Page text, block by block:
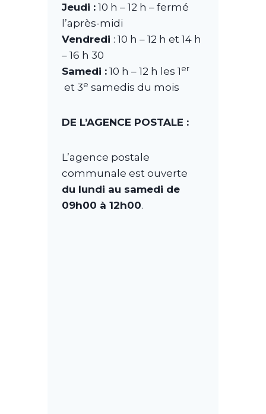
Jeudi : 10 h – 12 h – fermé
l’après-midi
Vendredi : 10 h – 12 h et 14 h
– 16 h 30
Samedi : 10 h – 12 h les 1 er
et 3e samedis du mois
DE L’AGENCE POSTALE :
L’agence postale
communale est ouverte
du lundi au samedi de
09h00 à 12h00.